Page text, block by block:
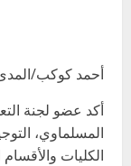
أحمد كوكب/
أكد عضو لجنة
المسلماوي،
الكليات